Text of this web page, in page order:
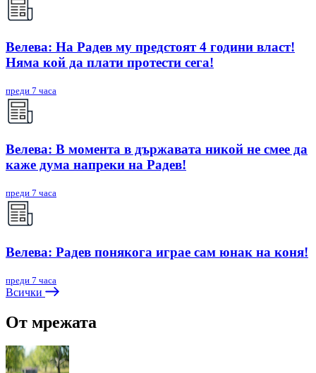
Велева: На Радев му предстоят 4 години власт!
Няма кой да плати протести сега!
преди 7 часа
Велева: В момента в държавата никой не смее да
каже дума напреки на Радев!
преди 7 часа
Велева: Радев понякога играе сам юнак на коня!
преди 7 часа
Всички
От мрежата